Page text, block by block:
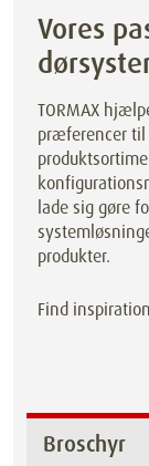
Vores
TORMAX
præferencer til
lade sig gøre
produkter.
Find
Broschyr